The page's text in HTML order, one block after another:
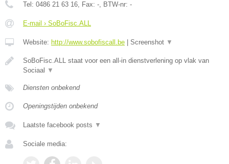
Tel: 0486 21 63 16, Fax: -, BTW-nr: -
E-mail › SoBoFisc.ALL
Website: http://www.sobofiscall.be Screenshot ▼
SoBoFisc.ALL staat voor een all-in dienstverlening op vlak van
Sociaal
▼
Diensten onbekend
Openingstijden onbekend
Laatste facebook posts ▼
Sociale media: